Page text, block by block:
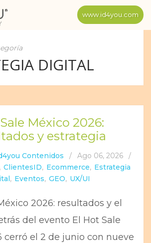
www.id4you.com
DIGITAL
México 2026:
y estrategia
Contenidos / Ago 06, 2026
/
, ClientesID, Ecommerce, Estrategia
, Eventos, GEO, UX/UI
2026: resultados y el
del evento El Hot Sale
cerró el 2 de junio con nueve